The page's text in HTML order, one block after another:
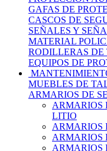
GAFAS DE
CASCOS DE
SEÑALES Y
MATERIAL
RODILLERAS DE
EQUIPOS DE
MUEBLES DE
ARMARIOS DE
ARMARIOS
LITIO
ARMARIOS
ARMARIOS
ARMARIOS